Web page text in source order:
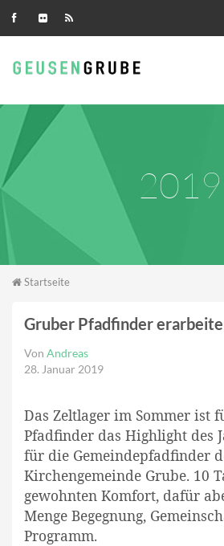
2019
Sie sind hier
Startseite
Gruber Pfadfinder
Von Andreas
28. Januar 2019
Das Zeltlager im Sommer ist
Pfadfinder das Highlight des
für die Gemeindepfadfinder
Kirchengemeinde Grube. 10
gewohnten Komfort, dafür
Menge Begegnung,
Programm.